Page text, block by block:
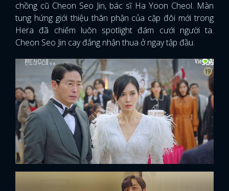
chồng cũ Cheon Seo Jin, bác sĩ Ha Yoon Cheol. Màn
tung hứng giới thiệu thân phận của cặp đôi mới trong
Hera đã chiếm luôn spotlight đám cưới người ta.
Cheon Seo Jin cay đắng nhận thua ở ngay tập đầu.